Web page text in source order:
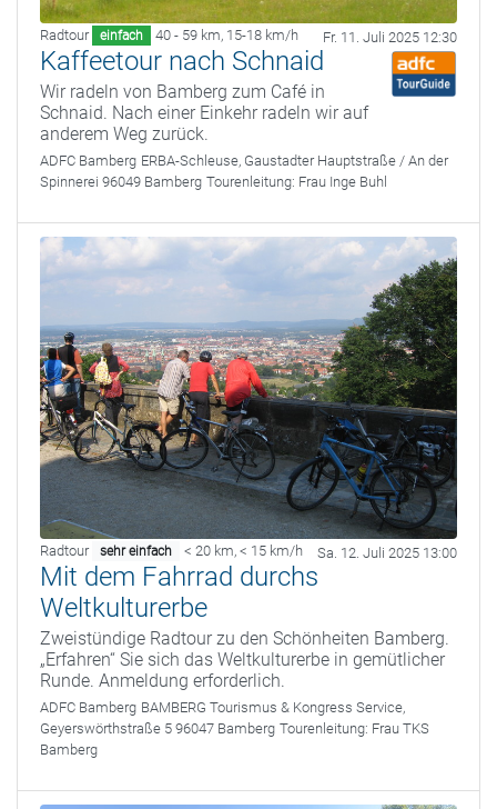
Radtour einfach 40 - 59 km, 15-18 km/h Fr. 11. Juli 2025 12:30
Kaffeetour nach Schnaid
Wir radeln von Bamberg zum Café in
Schnaid. Nach einer Einkehr radeln wir auf
anderem Weg zurück.
ADFC Bamberg ERBA-Schleuse, Gaustadter Hauptstraße / An der
Spinnerei 96049 Bamberg Tourenleitung: Frau Inge Buhl
Radtour sehr einfach < 20 km, < 15 km/h Sa. 12. Juli 2025 13:00
Mit dem Fahrrad durchs
Weltkulturerbe
Zweistündige Radtour zu den Schönheiten Bamberg.
„Erfahren“ Sie sich das Weltkulturerbe in gemütlicher
Runde. Anmeldung erforderlich.
ADFC Bamberg BAMBERG Tourismus & Kongress Service,
Geyerswörthstraße 5 96047 Bamberg Tourenleitung: Frau TKS
Bamberg